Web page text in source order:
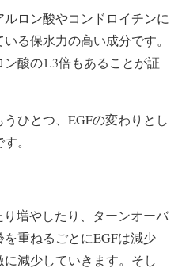
ロン酸やコンドロイチンに
る保水力の高い成分です。
酸の1.3倍もあることが証
ひとつ、EGFの変わりとし
。
増やしたり、ターンオーバ
重ねるごとにEGFは減少
減少していきます。そし